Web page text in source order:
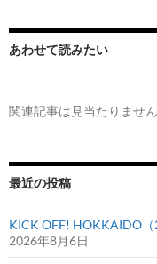
あわせて読みたい
関連記事は見当たりません
最近の投稿
KICK OFF! HOKKAIDO（
2026年8月6日